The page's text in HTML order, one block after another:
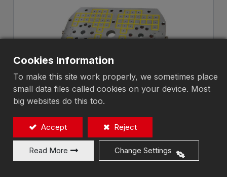
Série EEPM-PIM
Sistemas de troca rápida de molde
Cookies Information
To make this site work properly, we sometimes place
small data files called cookies on your device. Most
big websites do this too.
Accept Reject
Read More Change Settings